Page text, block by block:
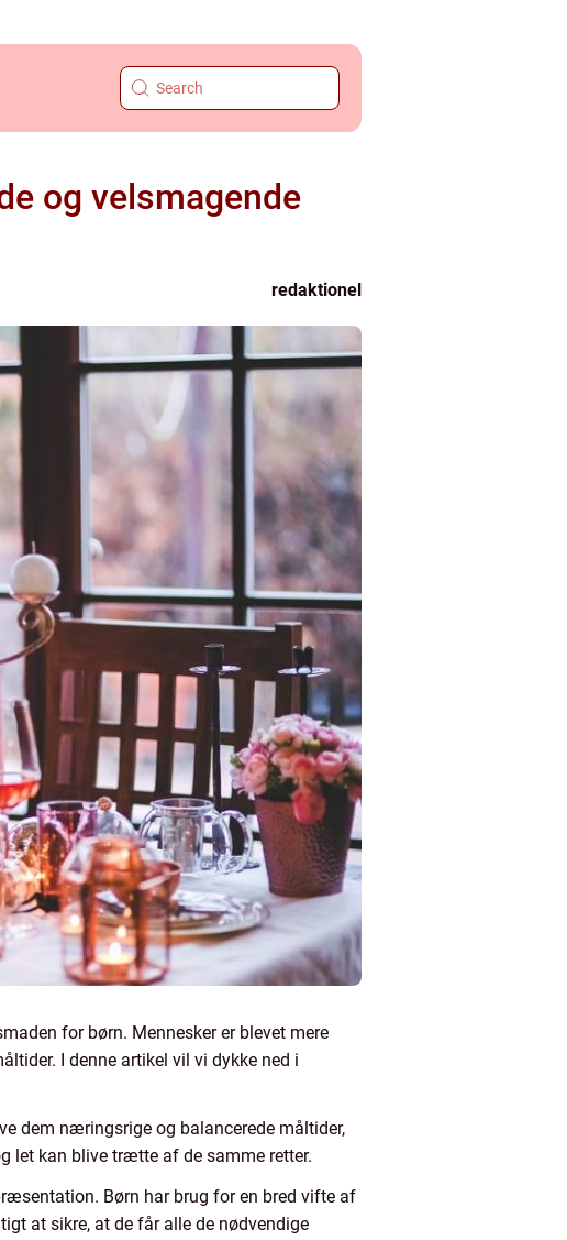
og velsmagende
redaktionel
for børn. Mennesker er blevet mere
I denne artikel vil vi dykke ned i
dem næringsrige og balancerede måltider,
let kan blive trætte af de samme retter.
Børn har brug for en bred vifte af
at sikre, at de får alle de nødvendige